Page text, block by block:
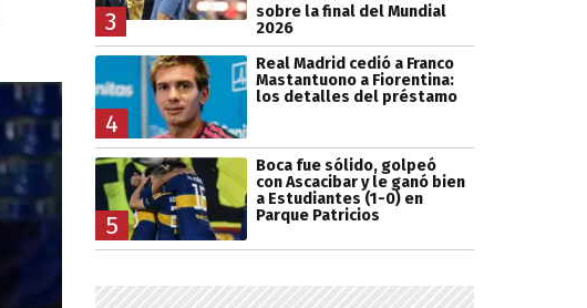
3
sobre la final del Mundial
2026
4
Real Madrid cedió a Franco
Mastantuono a Fiorentina:
los detalles del préstamo
5
Boca fue sólido, golpeó
con Ascacibar y le ganó bien
a Estudiantes (1-0) en
Parque Patricios